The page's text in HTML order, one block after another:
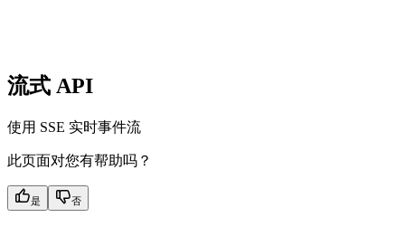
流式 API
使用 SSE 实时事件流
此页面对您有帮助吗？
是 否